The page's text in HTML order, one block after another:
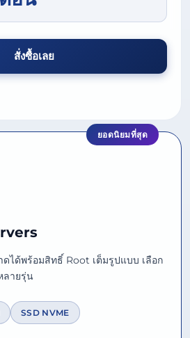
สั่งซื้อเลย
ยอดนิยมที่สุด
ได้พร้อมสิทธิ์ Root เต็มรูปแบบ เลือก
ลายรุ่น
SSD NVME